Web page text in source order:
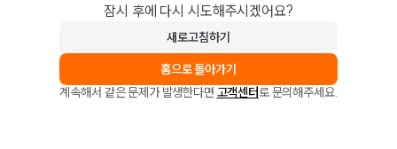
잠시 후에 다시 시도해주시겠어요?
새로고침하기
홈으로 돌아가기
계속해서 같은 문제가 발생한다면 고객센터로 문의해주세요.